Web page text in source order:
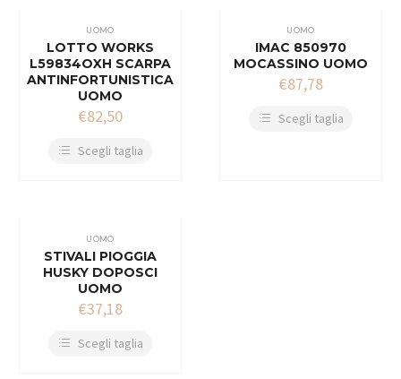
UOMO
LOTTO WORKS
L59834OXH SCARPA
ANTINFORTUNISTICA
UOMO
€82,50
Scegli taglia
UOMO
IMAC 850970
MOCASSINO UOMO
€87,78
Scegli taglia
UOMO
STIVALI PIOGGIA
HUSKY DOPOSCI
UOMO
€37,18
Scegli taglia